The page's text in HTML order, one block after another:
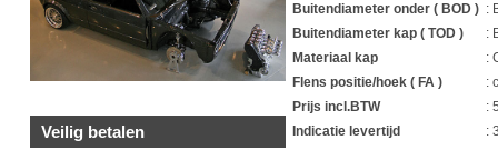
Veilig betalen
Buitendiameter onder ( BOD ) :
Buitendiameter kap ( TOD )
:
Materiaal kap
:
Flens positie/hoek ( FA )
:
Prijs incl.BTW
:
Indicatie levertijd
: